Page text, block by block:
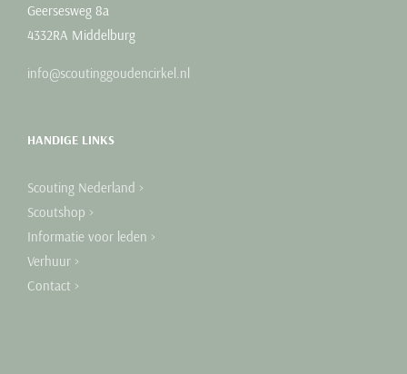
Geersesweg 8a
4332RA Middelburg
info@scoutinggoudencirkel.nl
HANDIGE LINKS
Scouting Nederland >
Scoutshop >
Informatie voor leden >
Verhuur >
Contact >